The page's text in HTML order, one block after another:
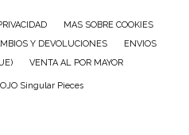
MAS SOBRE COOKIES
Y DEVOLUCIONES
ENVIOS
VENTA AL POR MAYOR
Singular Pieces